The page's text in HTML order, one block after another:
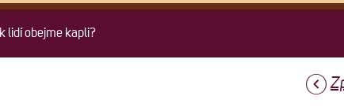
lidí obejme kapli?